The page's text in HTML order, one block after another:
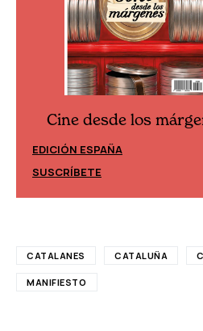
Cine desde los
EDICIÓN ESPAÑA
SUSCRÍBETE
CATALANES CATALUÑA
MANIFIESTO